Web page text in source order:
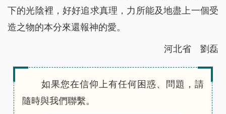
下的光陰裡，好好追求真理，力所能及地盡上一個受
造之物的本分來還報神的愛。
河北省 劉磊
如果您在信仰上有任何困惑、問題，請
隨時與我們聯繫。